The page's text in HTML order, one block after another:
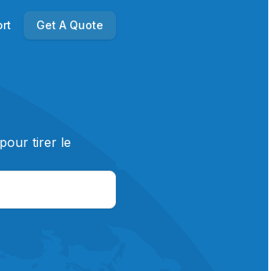
Get A Quote
tirer le